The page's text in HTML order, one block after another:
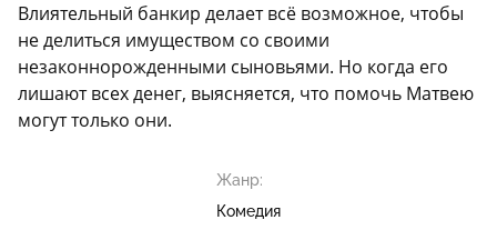
Влиятельный банкир делает всё возможное, чтобы
не делиться имуществом со своими
незаконнорожденными сыновьями. Но когда его
лишают всех денег, выясняется, что помочь Матвею
могут только они.
Жанр:
Комедия